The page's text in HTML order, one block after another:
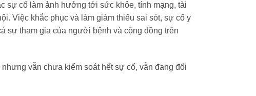
sự cố làm ảnh hưởng tới sức khỏe, tính mạng, tài
Việc khắc phục và làm giảm thiểu sai sót, sự cố y
sự tham gia của người bệnh và cộng đồng trên
vẫn chưa kiểm soát hết sự cố, vẫn đang đối